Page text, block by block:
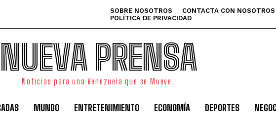
SOBRE NOSOTROS CONTACTA CON NOSOTROS
POLÍTICA DE PRIVACIDAD
NUEVA PRENSA
Noticias para una Venezuela que se Mueve.
MUNDO ENTRETENIMIENTO ECONOMÍA DEPORTES